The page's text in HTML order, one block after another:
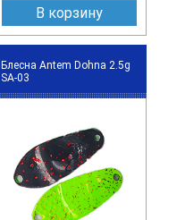
В корзину
Блесна Antem Dohna 2.5g
SA-03